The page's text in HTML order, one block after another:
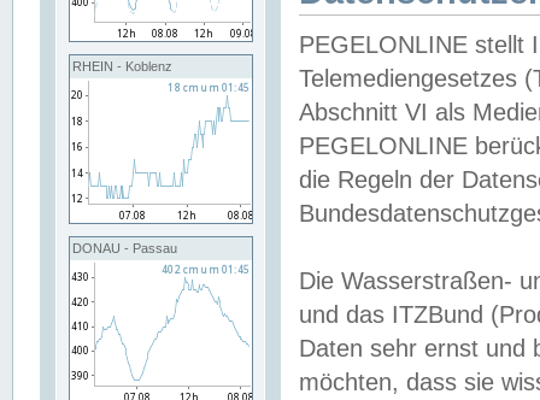
RHEIN - Koblenz
DONAU - Passau
PEGELONLINE stellt
Telemediengesetzes
Abschnitt VI als
PEGELONLINE
die Regeln der
Die Wasserstraßen-
und das ITZBund
Daten sehr ernst und
möchten, dass sie